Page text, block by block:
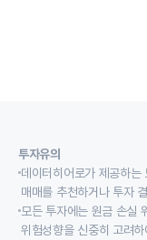
투자유의
데이터히어로가 제공하는
매매를 추천하거나 투자
모든 투자에는 원금 손실
위험성향을 신중히 고려